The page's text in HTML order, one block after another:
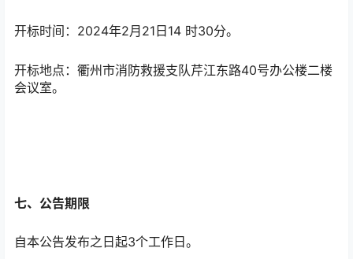
开标时间：2024年2月21日14 时30分。
开标地点：衢州市消防救援支队芹江东路40号办公楼二楼
会议室。
七、公告期限
自本公告发布之日起3个工作日。